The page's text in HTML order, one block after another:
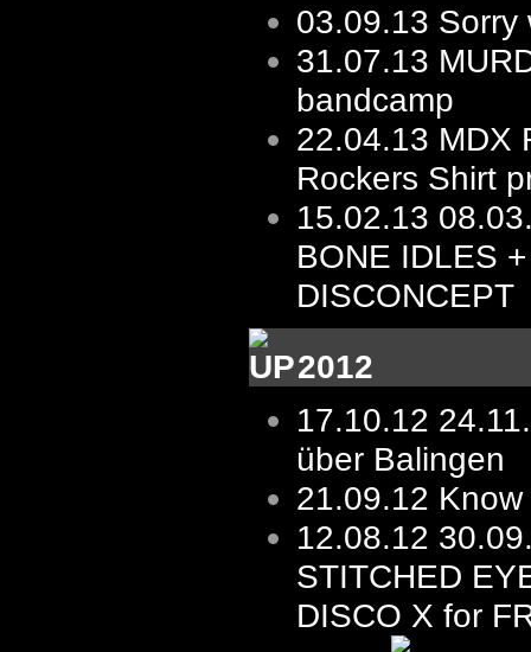
03.09.13 Sorry
31.07.13
bandcamp
22.04.13 MDX
Rockers Shirt
15.02.13
BONE IDLES
DISCONCEPT
2012
17.10.12
über Balingen
21.09.12
12.08.12
STITCHED
DISCO X for